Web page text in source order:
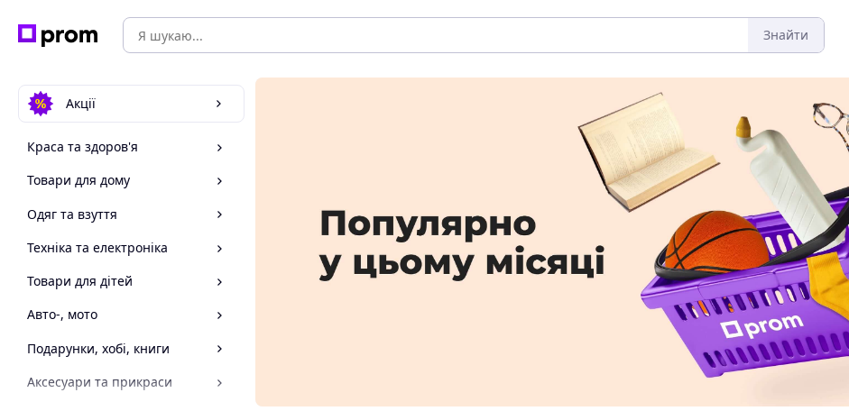
Знайти
Акції
Краса та здоров'я
Товари для дому
Одяг та взуття
Техніка та електроніка
Товари для дітей
Авто-, мото
Подарунки, хобі, книги
Аксесуари та прикраси